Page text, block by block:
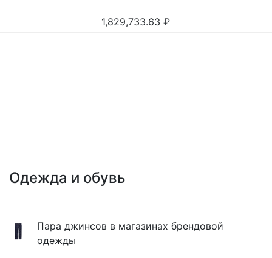
1,829,733.63 ₽
Одежда и обувь
Пара джинсов в магазинах брендовой
одежды